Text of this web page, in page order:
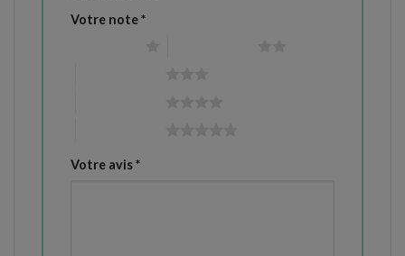
Votre note*
Votre avis*